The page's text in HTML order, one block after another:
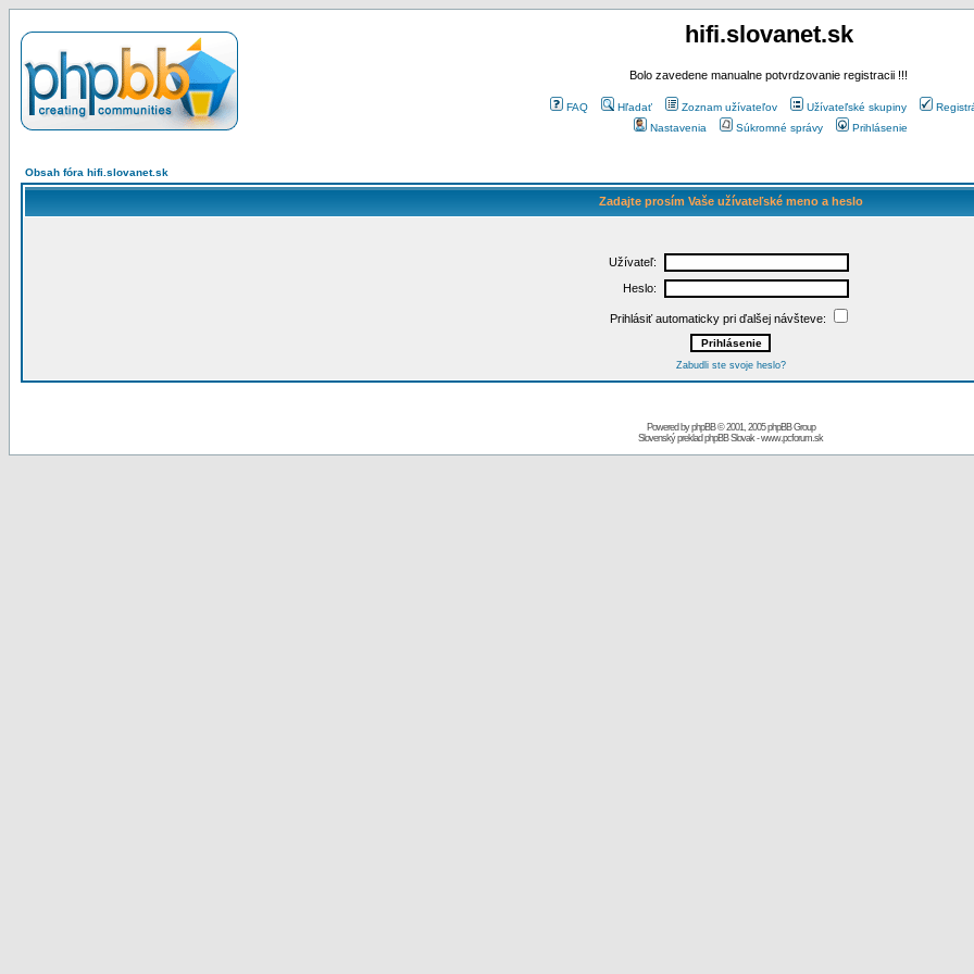
hifi.slovanet.sk
Bolo zavedene manualne potvrdzovanie registracii !!!
FAQ Hľadať Zoznam užívateľov Užívateľské skupiny
Nastavenia
Súkromné správy Prihlásenie
Obsah fóra hifi.slovanet.sk
Zadajte prosím Vaše užívateľské meno a heslo
Užívateľ:
Heslo:
Prihlásiť automaticky pri ďalšej návšteve:
Zabudli ste svoje heslo?
Powered byphpBB© 2001, 2005 phpBB Group
Slovenský preklad phpBB Slovak-www.pcforum.sk